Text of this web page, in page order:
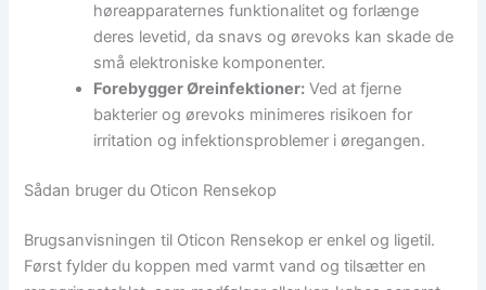
høreapparaternes funktionalitet og forlænge
deres levetid, da snavs og ørevoks kan skade de
små elektroniske komponenter.
Forebygger Øreinfektioner: Ved at fjerne
bakterier og ørevoks minimeres risikoen for
irritation og infektionsproblemer i øregangen.
Sådan bruger du Oticon Rensekop
Brugsanvisningen til Oticon Rensekop er enkel og ligetil.
Først fylder du koppen med varmt vand og tilsætter en